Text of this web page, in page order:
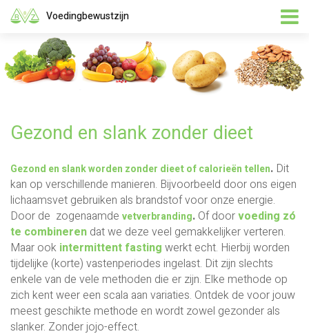
Voedingbewustzijn
Gezond en slank zonder dieet
Gezond en slank worden zonder dieet of calorieën tellen.Dit
kan op verschillende manieren. Bijvoorbeeld door ons eigen
lichaamsvet gebruiken als brandstof voor onze energie.
Door de zogenaamde vetverbranding. Of doorvoeding zó
te combinerendat we deze veel gemakkelijker verteren.
Maar ook intermittent fasting werkt echt. Hierbij worden
tijdelijke (korte) vastenperiodes ingelast. Dit zijn slechts
enkele van de vele methoden die er zijn. Elke methode op
zich kent weer een scala aan variaties. Ontdek de voor jouw
meest geschikte methode en wordt zowel gezonder als
slanker. Zonder jojo-effect.